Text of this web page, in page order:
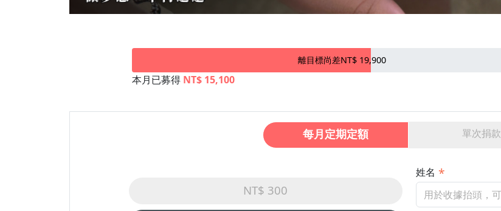
離目標尚差NT$ 19,900
本月已募得 NT$ 15,100
每月定期定額 單次捐款
NT$ 300
姓名